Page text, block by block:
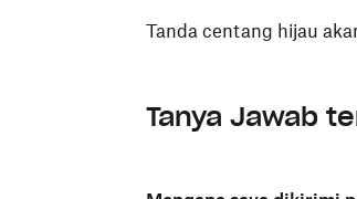
Tanda centang hijau
Tanya Jawab